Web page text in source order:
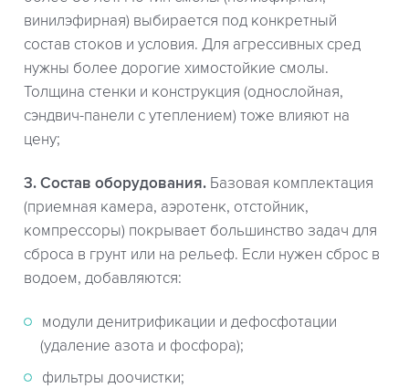
винилэфирная) выбирается под конкретный
состав стоков и условия. Для агрессивных сред
нужны более дорогие химостойкие смолы.
Толщина стенки и конструкция (однослойная,
сэндвич-панели с утеплением) тоже влияют на
цену;
3. Состав оборудования. Базовая комплектация
(приемная камера, аэротенк, отстойник,
компрессоры) покрывает большинство задач для
сброса в грунт или на рельеф. Если нужен сброс в
водоем, добавляются:
модули денитрификации и дефосфотации
(удаление азота и фосфора);
фильтры доочистки;